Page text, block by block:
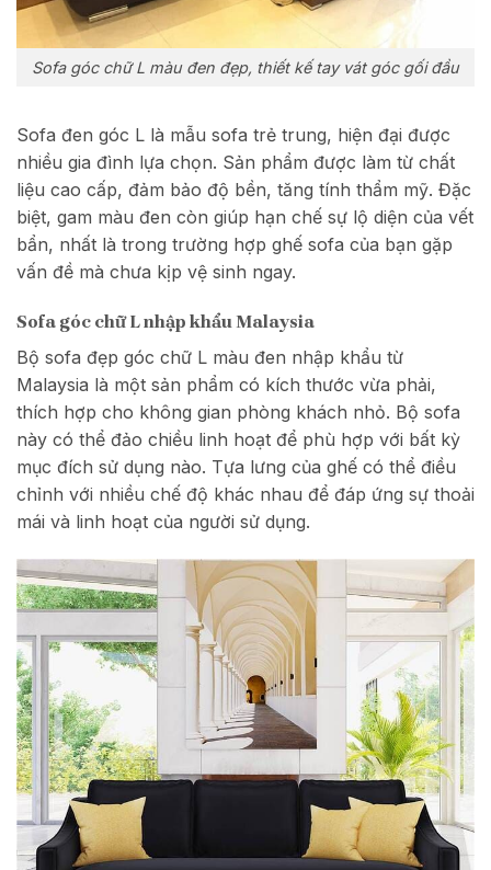
Sofa góc chữ L màu đen đẹp, thiết kế tay vát góc gối đầu
Sofa đen góc L là mẫu sofa trẻ trung, hiện đại được
nhiều gia đình lựa chọn. Sản phẩm được làm từ chất
liệu cao cấp, đảm bảo độ bền, tăng tính thẩm mỹ. Đặc
biệt, gam màu đen còn giúp hạn chế sự lộ diện của vết
bẩn, nhất là trong trường hợp ghế sofa của bạn gặp
vấn đề mà chưa kịp vệ sinh ngay.
Sofa góc chữ L nhập khẩu Malaysia
Bộ sofa đẹp góc chữ L màu đen nhập khẩu từ
Malaysia là một sản phẩm có kích thước vừa phải,
thích hợp cho không gian phòng khách nhỏ. Bộ sofa
này có thể đảo chiều linh hoạt để phù hợp với bất kỳ
mục đích sử dụng nào. Tựa lưng của ghế có thể điều
chỉnh với nhiều chế độ khác nhau để đáp ứng sự thoải
mái và linh hoạt của người sử dụng.